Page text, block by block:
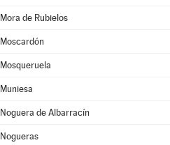
Mora de Rubielos
Moscardón
Mosqueruela
Muniesa
Noguera de Albarracín
Nogueras